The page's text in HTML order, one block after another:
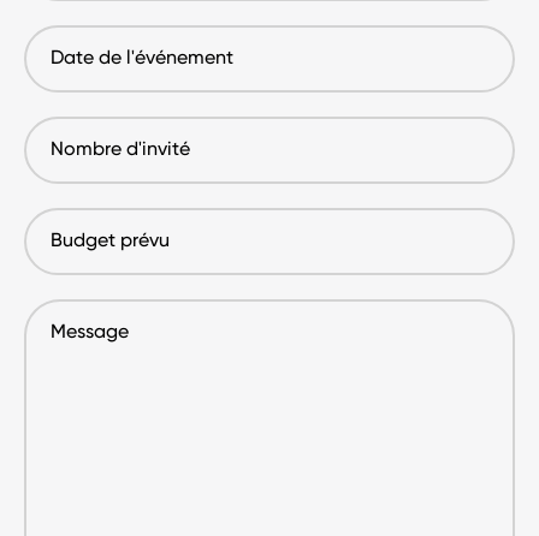
Date
de
Nombre
d'invité
Budget
prévu
Message